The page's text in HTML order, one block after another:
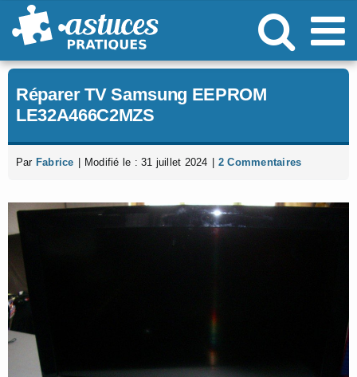
Passer
au
Réparer TV Samsung EEPROM
LE32A466C2MZS
Par Fabrice Modifié le : 31 juillet 2024 2 Commentaires